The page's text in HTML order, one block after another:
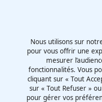
Contactez-nous
Route d'Irigny, Z.I. Nord
69530 - Brignais
France
Nous utilisons sur
pour vous offrir une
mesurer
fonctionnalités. Vous
cliquant sur « Tout
sur « Tout Refuser »
pour gérer vos